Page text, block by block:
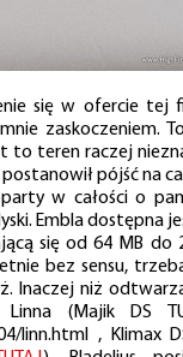
się w ofercie tej
zaskoczeniem.
to teren raczej
pójść na
w całości o
Embla dostępna
się od 64 MB do
bez sensu,
Inaczej niż
(Majik DS
linn.html , Klimax